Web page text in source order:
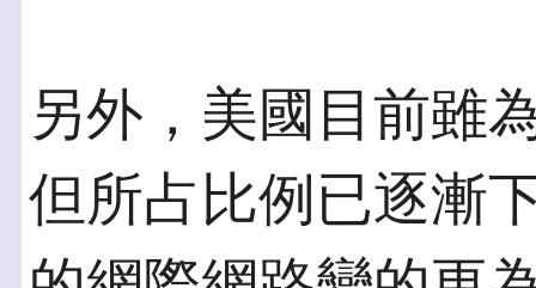
另外，美國目前雖
但所占比例已逐漸